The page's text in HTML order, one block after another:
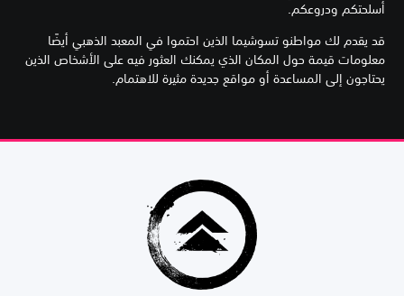
أسلحتكم ودروعكم.
قد يقدم لك مواطنو تسوشيما الذين احتموا في المعبد الذهبي أيضًا
معلومات قيمة حول المكان الذي يمكنك العثور فيه على الأشخاص الذين
يحتاجون إلى المساعدة أو مواقع جديدة مثيرة للاهتمام.